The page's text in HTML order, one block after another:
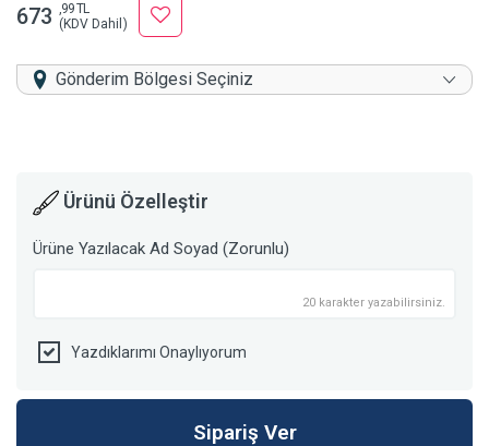
673 ,99 TL
(KDV Dahil)
Gönderim Bölgesi Seçiniz
Ürünü Özelleştir
Ürüne Yazılacak Ad Soyad (Zorunlu)
20 karakter yazabilirsiniz.
Yazdıklarımı Onaylıyorum